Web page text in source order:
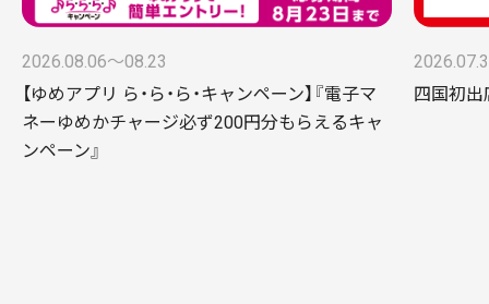
2026.08.06〜08.23
【ゆめアプリ ら・ら・ら・キャンペーン】『電子マ
ネーゆめかチャージ必ず200円分もらえるキャ
ンペーン』
四国初出